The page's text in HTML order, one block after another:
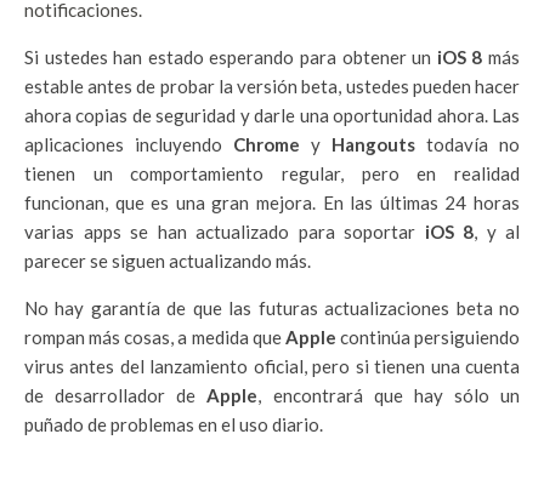
notificaciones.
Si ustedes han estado esperando para obtener un iOS 8 más
estable antes de probar la versión beta, ustedes pueden hacer
ahora copias de seguridad y darle una oportunidad ahora. Las
aplicaciones incluyendo Chrome y Hangouts todavía no
tienen un comportamiento regular, pero en realidad
funcionan, que es una gran mejora. En las últimas 24 horas
varias apps se han actualizado para soportar iOS 8, y al
parecer se siguen actualizando más.
No hay garantía de que las futuras actualizaciones beta no
rompan más cosas, a medida queApple continúa persiguiendo
virus antes del lanzamiento oficial, pero si tienen una cuenta
de desarrollador deApple, encontrará que hay sólo un
puñado de problemas en el uso diario.